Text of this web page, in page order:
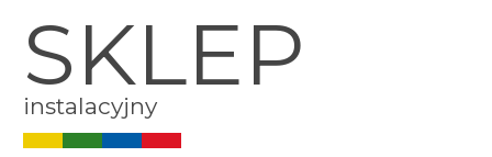
SKLEP
instalacyjny
Image